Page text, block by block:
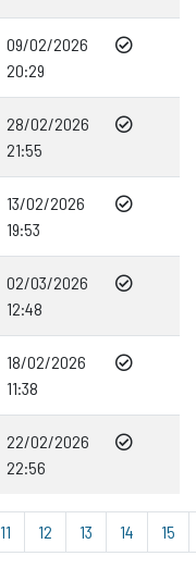
09/02/2026
20:29
28/02/2026
21:55
13/02/2026
19:53
02/03/2026
12:48
18/02/2026
11:38
22/02/2026
22:56
11 12 13 14 15